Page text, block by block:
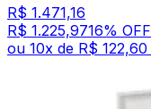
R$ 1.471,16
R$ 1.225,9716% OFF
ou 10x de R$ 122,60